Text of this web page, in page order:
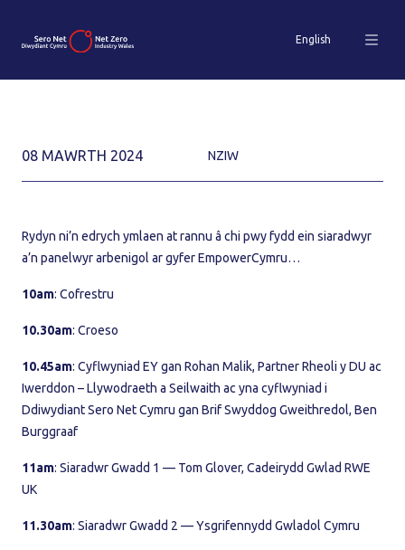
English
08 MAWRTH 2024 NZIW
Rydyn ni’n edrych ymlaen at rannu â chi pwy fydd ein siaradwyr
a’n panelwyr arbenigol ar gyfer EmpowerCymru…
10am: Cofrestru
10.30am: Croeso
10.45am: Cyflwyniad EY gan Rohan Malik, Partner Rheoli y DU ac
Iwerddon – Llywodraeth a Seilwaith ac yna cyflwyniad i
Ddiwydiant Sero Net Cymru gan Brif Swyddog Gweithredol, Ben
Burggraaf
11am: Siaradwr Gwadd 1 — Tom Glover, Cadeirydd Gwlad RWE
UK
11.30am: Siaradwr Gwadd 2 — Ysgrifennydd Gwladol Cymru